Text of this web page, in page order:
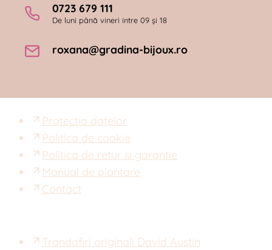
0723 679 111
De luni până vineri intre 09 și 18
roxana@gradina-bijoux.ro
Protectia datelor
Politica de cookie
Politica de retur si garantie
Manual de plantare
Contact
Trandafiri originali David Austin